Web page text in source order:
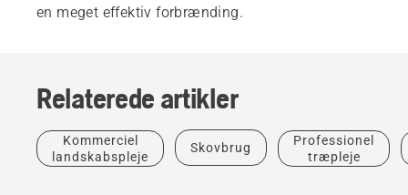
en meget effektiv forbrænding.
Relaterede artikler
Kommerciel
landskabspleje
Skovbrug
Professionel
træpleje
Golfklubber
Plæneklippere